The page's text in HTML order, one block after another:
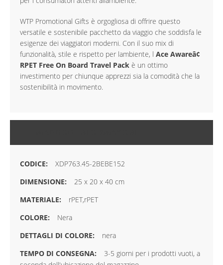
WTP Promotional Gifts è orgogliosa di offrire questo
versatile e sostenibile pacchetto da viaggio che soddisfa le
esigenze dei viaggiatori moderni. Con il suo mix di
funzionalità, stile e rispetto per lambiente, l Ace Awareâ¢
RPET Free On Board Travel Pack è un ottimo
investimento per chiunque apprezzi sia la comodità che la
sostenibilità in movimento.
XDP763.45-2BEBE152
25 x 20 x 40 cm
rPET,rPET
Nera
nera
3-5 giorni per i prodotti vuoti, a